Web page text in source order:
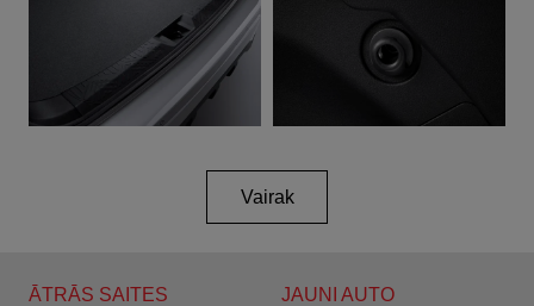
Vairak
ĀTRĀS SAITES JAUNI AUTO